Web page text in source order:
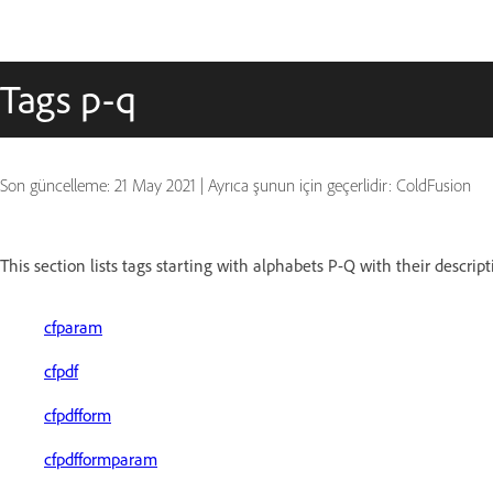
Tags p-q
Son güncelleme: 21 May 2021 | Ayrıca şunun için geçerlidir: ColdFusion
This section lists tags starting with alphabets P-Q with their
cfparam
cfpdf
cfpdfform
cfpdfformparam